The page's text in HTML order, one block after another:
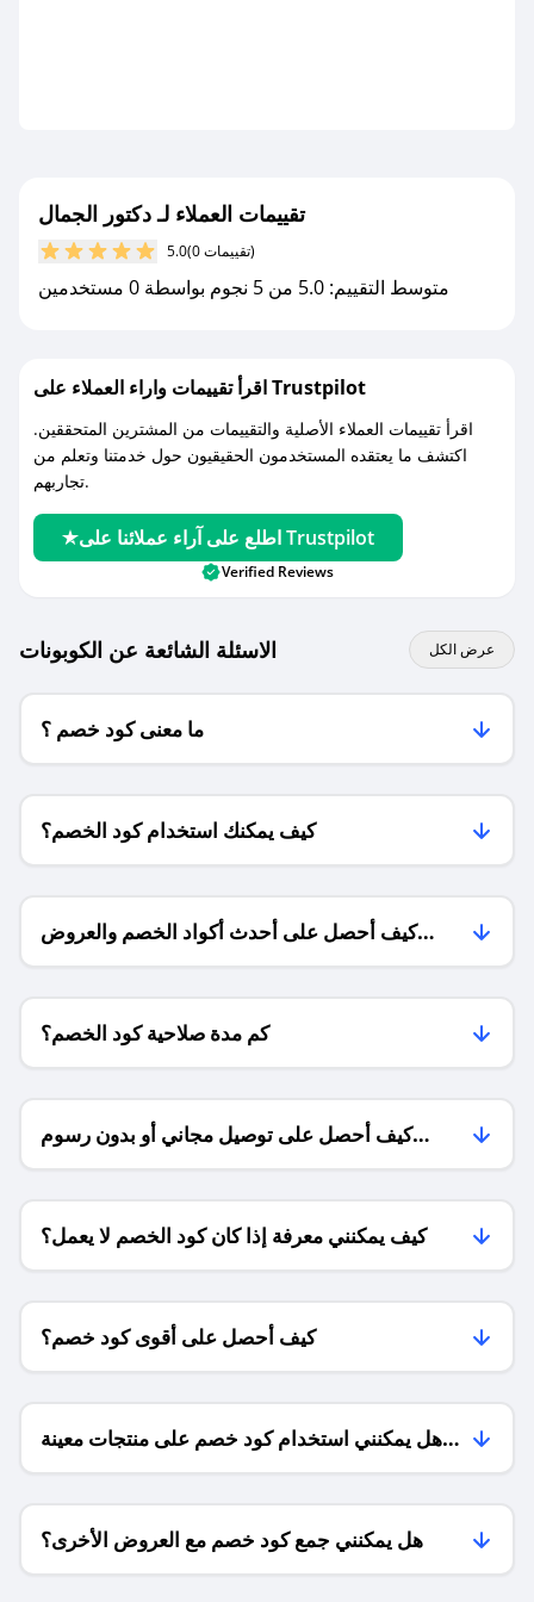
تقييمات العملاء لـ دكتور الجمال
5.0 (0 تقييمات)
متوسط التقييم: 5.0 من 5 نجوم بواسطة 0 مستخدمين
اقرأ تقييمات واراء العملاء على Trustpilot
اقرأ تقييمات العملاء الأصلية والتقييمات من المشترين المتحققين.
اكتشف ما يعتقده المستخدمون الحقيقيون حول خدمتنا وتعلم من
تجاربهم.
اطلع على آراء عملائنا على Trustpilot
Verified Reviews
الاسئلة الشائعة عن الكوبونات عرض الكل
ما معنى كود خصم ؟
كيف يمكنك استخدام كود الخصم؟
كيف أحصل على أحدث أكواد الخصم والعروض
للمتاجر؟
كم مدة صلاحية كود الخصم؟
كيف أحصل على توصيل مجاني أو بدون رسوم
الشحن ؟
كيف يمكنني معرفة إذا كان كود الخصم لا يعمل؟
كيف أحصل على أقوى كود خصم؟
هل يمكنني استخدام كود خصم على منتجات معينة
فقط؟
هل يمكنني جمع كود خصم مع العروض الأخرى؟